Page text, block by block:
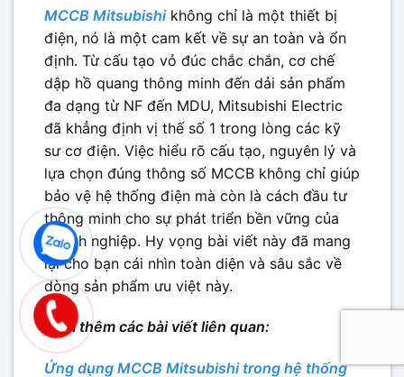
MCCB Mitsubishikhông chỉ là một thiết bị
điện, nó là một cam kết về sự an toàn và ổn
định. Từ cấu tạo vỏ đúc chắc chắn, cơ chế
dập hồ quang thông minh đến dải sản phẩm
đa dạng từ NF đến MDU, Mitsubishi Electric
đã khẳng định vị thế số 1 trong lòng các kỹ
sư cơ điện. Việc hiểu rõ cấu tạo, nguyên lý và
lựa chọn đúng thông số MCCB không chỉ giúp
bảo vệ hệ thống điện mà còn là cách đầu tư
thông minh cho sự phát triển bền vững của
doanh nghiệp. Hy vọng bài viết này đã mang
lại cho bạn cái nhìn toàn diện và sâu sắc về
dòng sản phẩm ưu việt này.
Xem thêm các bài viết liên quan:
Ứng dụng MCCB Mitsubishi trong hệ thống